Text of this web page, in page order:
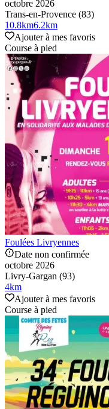
octobre 2026
Trans-en-Provence (83)
10.8km6.2km
Ajouter à mes favoris
Course à pied
Foulées Livryennes
Date non confirmée
octobre 2026
Livry-Gargan (93)
4km
Ajouter à mes favoris
Course à pied